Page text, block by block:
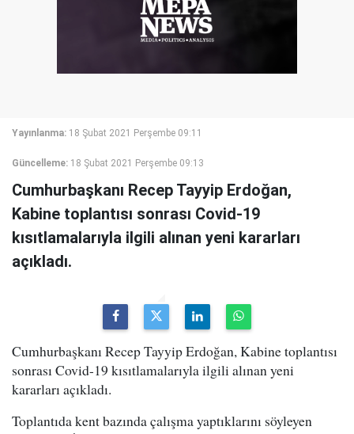
Yayınlanma: 18 Şubat 2021 Perşembe 09:11
Güncelleme: 18 Şubat 2021 Perşembe 09:13
Cumhurbaşkanı Recep Tayyip Erdoğan,
Kabine toplantısı sonrası Covid-19
kısıtlamalarıyla ilgili alınan yeni kararları
açıkladı.
Cumhurbaşkanı Recep Tayyip Erdoğan, Kabine toplantısı
sonrası Covid-19 kısıtlamalarıyla ilgili alınan yeni
kararları açıkladı.
Toplantıda kent bazında çalışma yaptıklarını söyleyen